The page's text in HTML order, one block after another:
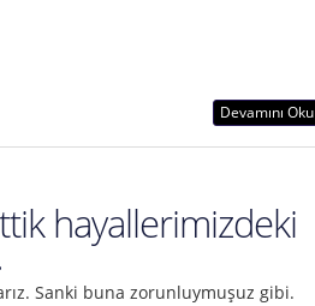
Devamını Oku
hayallerimizdeki
Sanki buna zorunluymuşuz gibi.